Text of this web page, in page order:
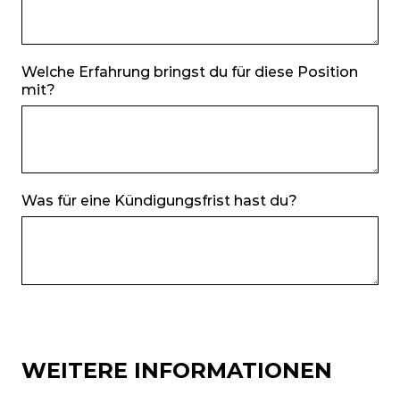
Welche Erfahrung bringst du für diese Position
mit?
Was für eine Kündigungsfrist hast du?
WEITERE INFORMATIONEN